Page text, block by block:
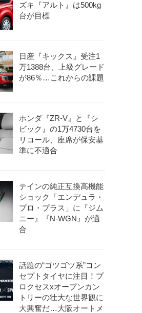
ズキ『アルト』は500kg
台が目標
日産『キックス』受注1
万1388台、上級グレード
が86％…これからの課題
ホンダ『ZR-V』と『シ
ビック』の1万4730台を
リコール、座席が保安基
準に不適合
テインの純正互換高機能
ショック「エンデュラ・
プロ・プラス」に『ジム
ニー』『N-WGN』が適
合
話題の“ゴツゴツ系”コン
セプトタイヤに注目！プ
ロクセスxオープンカン
トリーの壮大な世界観に
大興奮だ…大阪オートメ